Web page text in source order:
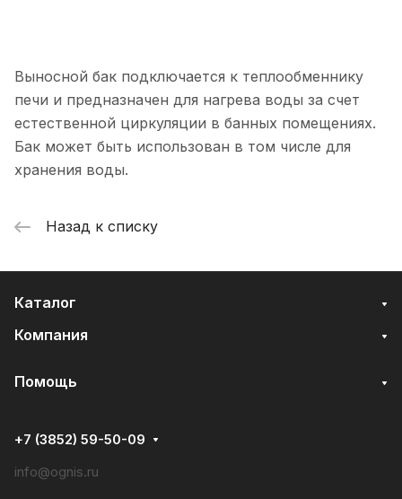
Выносной бак подключается к теплообменнику
печи и предназначен для нагрева воды за счет
естественной циркуляции в банных помещениях.
Бак может быть использован в том числе для
хранения воды.
Назад к списку
Каталог
Компания
Помощь
+7 (3852) 59-50-09
info@ognis.ru